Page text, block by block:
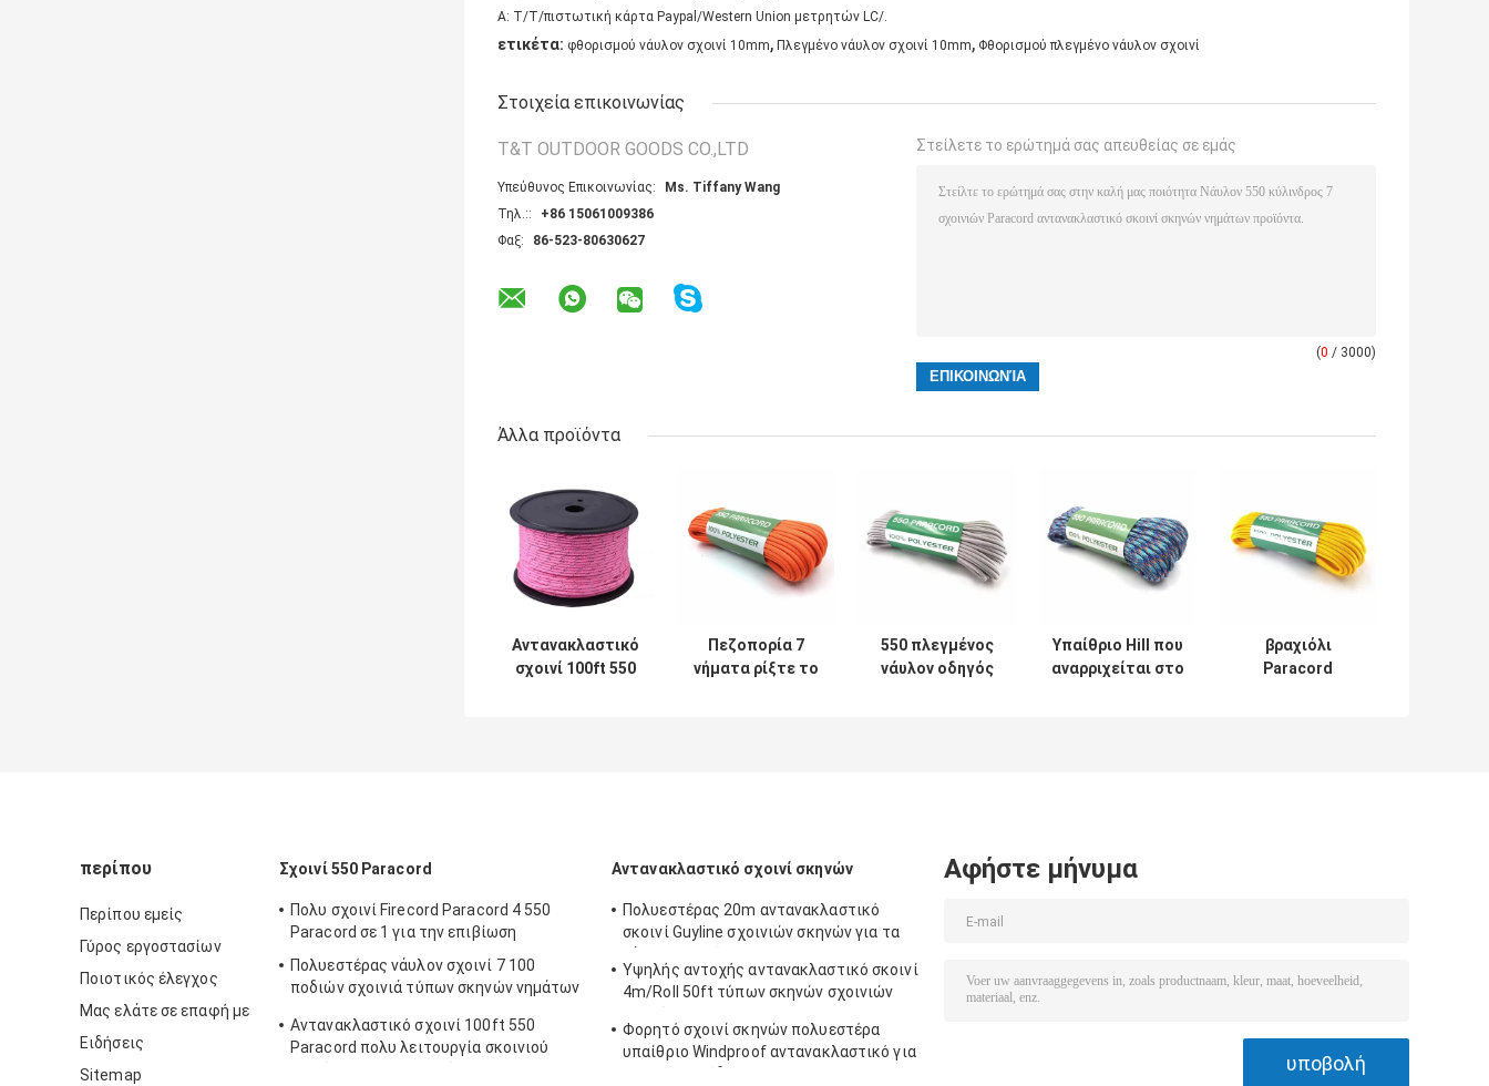
Α: T/T/πιστωτική κάρτα Paypal/Western Union μετρητών LC/.
ετικέτα: φθορισμού νάυλον σχοινί 10mm, Πλεγμένο νάυλον σχοινί 10mm, Φθορισμού πλεγμένο νάυλον σχοινί
Στοιχεία επικοινωνίας
T&T OUTDOOR GOODS CO.,LTD
Υπεύθυνος Επικοινωνίας:
Ms. Tiffany Wang
Τηλ.::
+86 15061009386
Φαξ:
86-523-80630627
Στείλετε το ερώτημά σας απευθείας σε εμάς
(0 / 3000)
Άλλα προϊόντα
Αντανακλαστικό
σχοινί 100ft 550
Πεζοπορία 7
νήματα ρίξτε το
550 πλεγμένος
νάυλον οδηγός
Υπαίθριο Hill που
αναρριχείται στο
βραχιόλι
Paracord
περίπου
Περίπου εμείς
Γύρος εργοστασίων
Ποιοτικός έλεγχος
Μας ελάτε σε επαφή με
Ειδήσεις
Sitemap
Σχοινί 550 Paracord
Πολυ σχοινί Firecord Paracord 4 550
Paracord σε 1 για την επιβίωση
Πολυεστέρας νάυλον σχοινί 7 100
ποδιών σχοινιά τύπων σκηνών νημάτων
Αντανακλαστικό σχοινί 100ft 550
Paracord πολυ λειτουργία σκοινιού
Αντανακλαστικό σχοινί σκηνών
Πολυεστέρας 20m αντανακλαστικό
σκοινί Guyline σχοινιών σκηνών για τα
Υψηλής αντοχής αντανακλαστικό σκοινί
4m/Roll 50ft τύπων σκηνών σχοινιών
Φορητό σχοινί σκηνών πολυεστέρα
υπαίθριο Windproof αντανακλαστικό για
Αφήστε μήνυμα